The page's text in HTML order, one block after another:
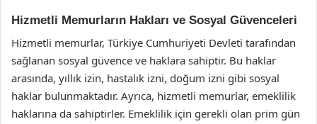
Hizmetli Memurların Hakları ve Sosyal Güvenceleri
Hizmetli memurlar, Türkiye Cumhuriyeti Devleti tarafından
sağlanan sosyal güvence ve haklara sahiptir. Bu haklar
arasında, yıllık izin, hastalık izni, doğum izni gibi sosyal
haklar bulunmaktadır. Ayrıca, hizmetli memurlar, emeklilik
haklarına da sahiptirler. Emeklilik için gerekli olan prim gün